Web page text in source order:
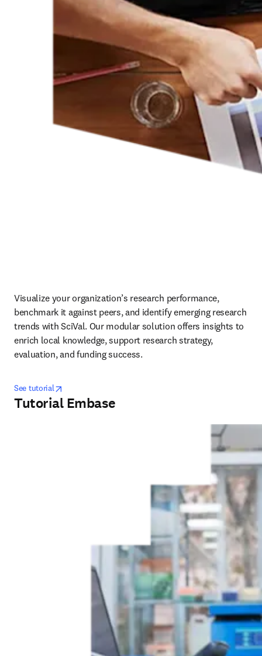
Visualize your organization’s research performance,
benchmark it against peers, and identify emerging research
trends with SciVal. Our modular solution offers insights to
enrich local knowledge, support research strategy,
evaluation, and funding success.
See tutorialopens in new tab/window
opens in new tab/window
Tutorial Embase